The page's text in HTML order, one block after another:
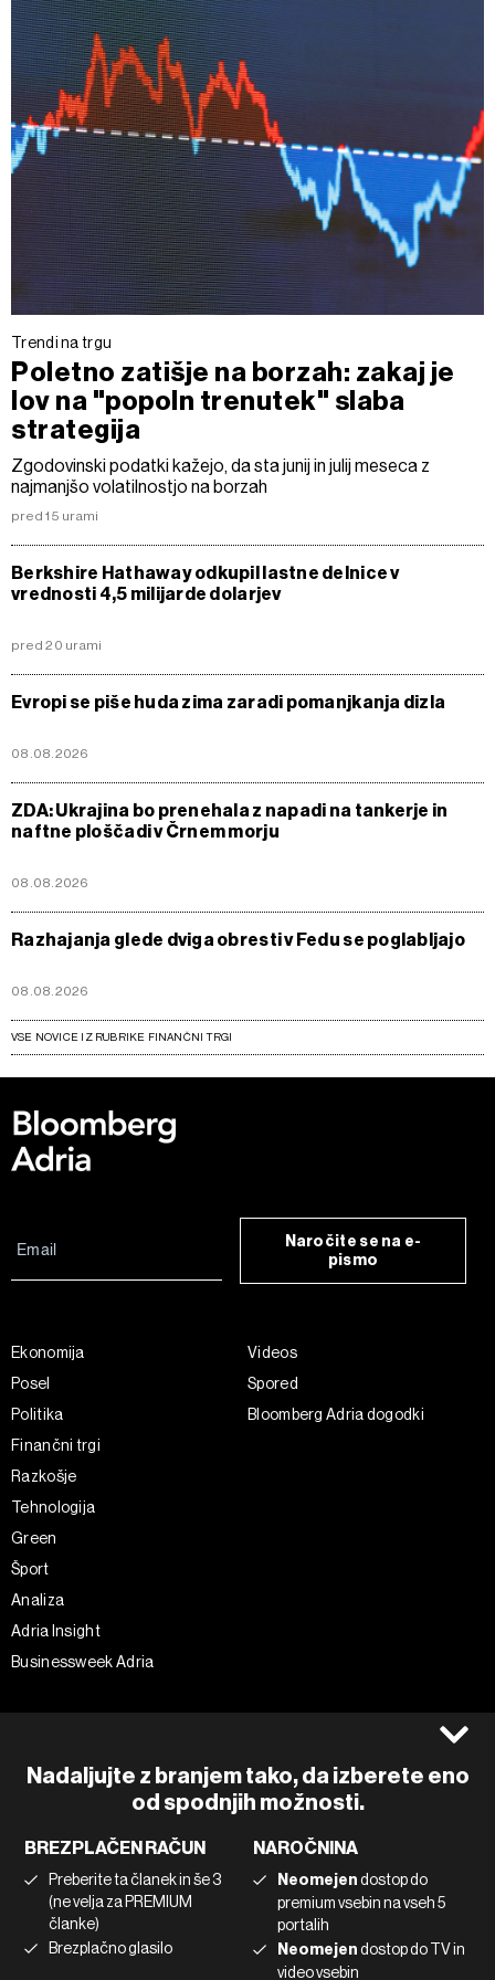
Trendi na trgu
Poletno zatišje na borzah: zakaj je
lov na "popoln trenutek" slaba
strategija
Zgodovinski podatki kažejo, da sta junij in julij meseca z
najmanjšo volatilnostjo na borzah
pred 15 urami
Berkshire Hathaway odkupil lastne delnice v
vrednosti 4,5 milijarde dolarjev
pred 20 urami
Evropi se piše huda zima zaradi pomanjkanja dizla
08.08.2026
ZDA: Ukrajina bo prenehala z napadi na tankerje in
naftne ploščadi v Črnem morju
08.08.2026
Razhajanja glede dviga obresti v Fedu se poglabljajo
08.08.2026
VSE NOVICE IZ RUBRIKE FINANČNI TRGI
Nadaljujte z branjem tako, da izberete eno
od spodnjih možnosti.
BREZPLAČEN RAČUN
Preberite ta članek in še 3
(ne velja za PREMIUM
članke)
Brezplačno glasilo
NAROČNINA
Neomejendostop do
premium vsebin na vseh 5
portalih
Neomejendostop do TV in
video vsebin
Naročite se na e-
pismo
Ekonomija
Posel
Politika
Finančni trgi
Razkošje
Tehnologija
Green
Šport
Analiza
Adria Insight
Businessweek Adria
Videos
Spored
Bloomberg Adria dogodki
Piškotki
Marketing
Uporaba umetne inteligence
Instagram
Linkedin
Tiktok
©2022 - 2026 Bloomberg L.P. All Rights Reserved. BLOOMBERG and